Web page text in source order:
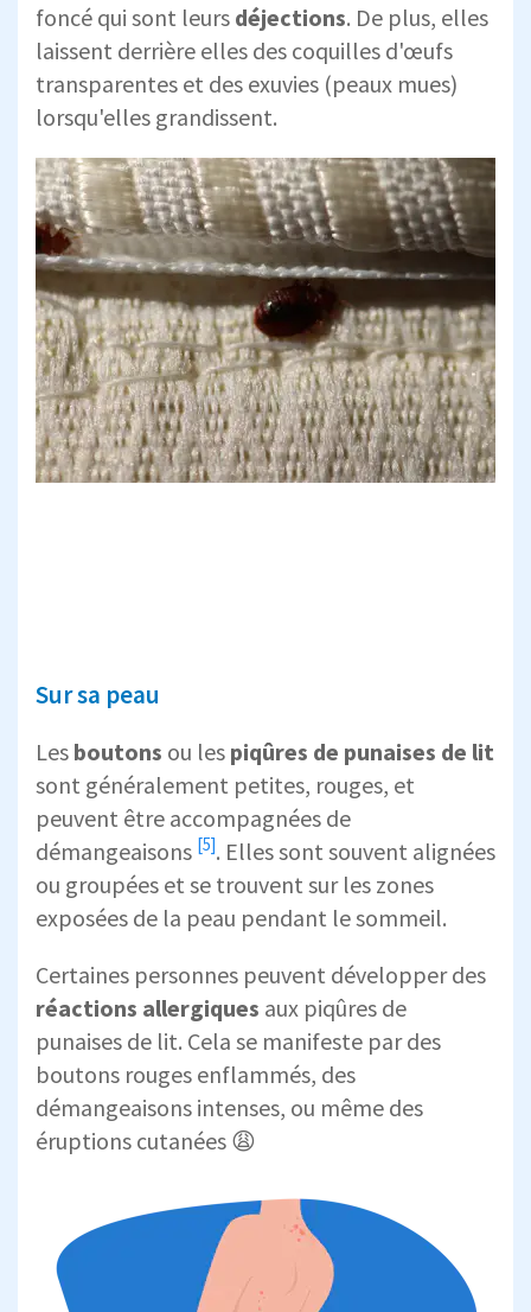
foncé qui sont leurs déjections. De plus, elles
laissent derrière elles des coquilles d'œufs
transparentes et des exuvies (peaux mues)
lorsqu'elles grandissent.
Sur sa peau
Les boutons ou les piqûres de punaises de lit
sont généralement petites, rouges, et
peuvent être accompagnées de
démangeaisons [5]. Elles sont souvent alignées
ou groupées et se trouvent sur les zones
exposées de la peau pendant le sommeil.
Certaines personnes peuvent développer des
réactions allergiques aux piqûres de
punaises de lit. Cela se manifeste par des
boutons rouges enflammés, des
démangeaisons intenses, ou même des
éruptions cutanées 😩